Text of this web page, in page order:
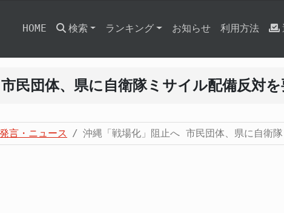
HOME 検索 ランキング お知らせ 利用方法
民団体、県に自衛隊ミサイル配備反対を
言・ニュース 沖縄「戦場化」阻止へ 市民団体、県に自衛